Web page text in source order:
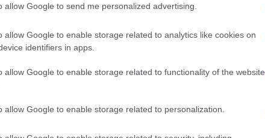
allow Google to send me personalized advertising.
allow Google to enable storage related to analytics like cookies on
identifiers in apps.
allow Google to enable storage related to functionality of the website
allow Google to enable storage related to personalization.
αυτό και το Υπουργείο Υποδομών και Μεταφορών
μαθητές του Δημοτικού, με θέμα ‘Μια διαδρομή με
τρία παιδικά ποδήλατα. Γιατί για ένα παιδί δεν
περισσότερο και οι μεγάλοι από τα παιδιά
ζωή μας”.
της χρήσης του ποδηλάτου. Γίνεται ένας
το προσωπικό και τους επισκέπτες του Υπουργείου